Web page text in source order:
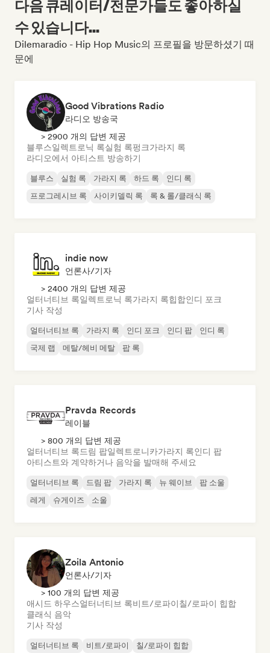
다음 큐레이터/전문가들도 좋아하실
수 있습니다...
Dilemaradio - Hip Hop Music의 프로필을 방문하셨기 때
문에
Good Vibrations Radio
라디오 방송국
> 2900 개의 답변 제공
블루스일렉트로닉 록실험 록펑크가라지 록
라디오에서 아티스트 방송하기
블루스 실험 록 가라지 록 하드 록
인디 록
프로그레시브 록
사이키델릭 록 록 & 롤/클래식 록
indie now
언론사/기자
> 2400 개의 답변 제공
얼터너티브 록일렉트로닉 록가라지 록힙합인디 포크
기사 작성
얼터너티브 록 가라지 록 인디 포크 인디 팝
인디 록
국제 랩
메탈/헤비 메탈 팝 록
Pravda Records
레이블
> 800 개의 답변 제공
얼터너티브 록드림 팝일렉트로니카가라지 록인디 팝
아티스트와 계약하거나 음악을 발매해 주세요
얼터너티브 록 드림 팝 가라지 록 뉴 웨이브
팝 소울
레게
슈게이즈 소울
Zoila Antonio
언론사/기자
> 100 개의 답변 제공
애시드 하우스얼터너티브 록비트/로파이칠/로파이 힙합
클래식 음악
기사 작성
얼터너티브 록 비트/로파이
칠/로파이 힙합